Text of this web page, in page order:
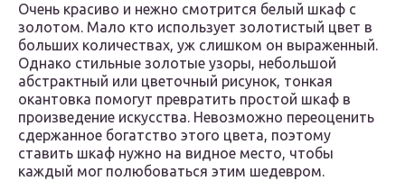
Очень красиво и нежно смотрится белый шкаф с
золотом. Мало кто использует золотистый цвет в
больших количествах, уж слишком он выраженный.
Однако стильные золотые узоры, небольшой
абстрактный или цветочный рисунок, тонкая
окантовка помогут превратить простой шкаф в
произведение искусства. Невозможно переоценить
сдержанное богатство этого цвета, поэтому
ставить шкаф нужно на видное место, чтобы
каждый мог полюбоваться этим шедевром.